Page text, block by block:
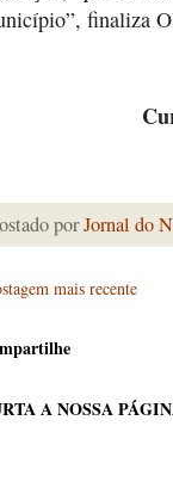
finaliza
porJornal do
mais recente
A NOSSA